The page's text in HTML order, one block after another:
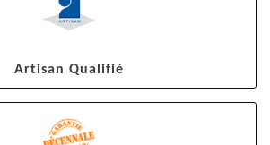
Artisan Qualifié